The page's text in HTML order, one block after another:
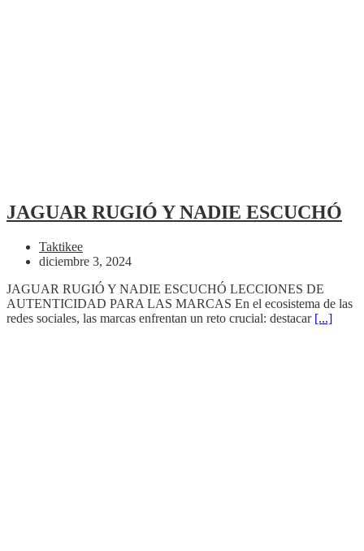
JAGUAR RUGIÓ Y NADIE ESCUCHÓ
Taktikee
diciembre 3, 2024
JAGUAR RUGIÓ Y NADIE ESCUCHÓ LECCIONES DE
AUTENTICIDAD PARA LAS MARCAS En el ecosistema de las
redes sociales, las marcas enfrentan un reto crucial: destacar [...]